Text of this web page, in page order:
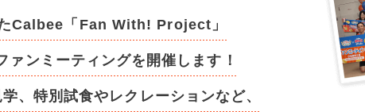
Calbee「Fan With! Project」
ァンミーティングを開催します！
、 特別試食やレクレーションなど、